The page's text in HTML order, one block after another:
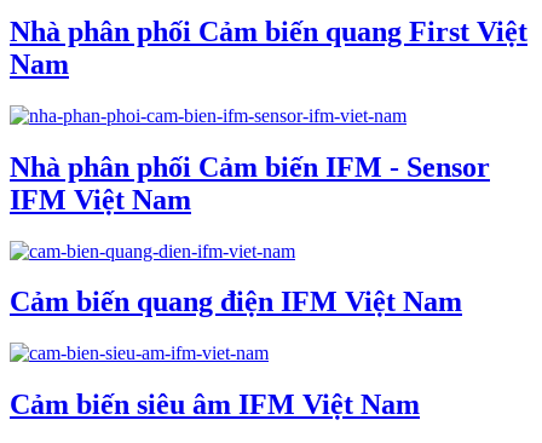
Nhà phân phối Cảm biến quang First Việt
Nam
Nhà phân phối Cảm biến IFM - Sensor
IFM Việt Nam
Cảm biến quang điện IFM Việt Nam
Cảm biến siêu âm IFM Việt Nam